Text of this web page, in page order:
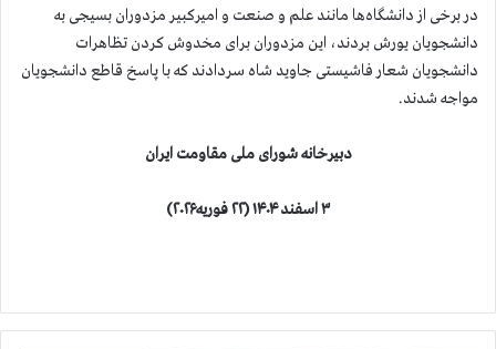
در برخی از دانشگاه‌ها مانند علم و صنعت و امیرکبیر مزدوران بسیجی به
دانشجویان یورش بردند، این مزدوران برای مخدوش کردن تظاهرات
دانشجویان شعار فاشیستی جاوید شاه سردادند که با پاسخ قاطع دانشجویان
مواجه شدند.
دبیرخانه شورای ملی مقاومت ایران
۳ اسفند ۱۴۰۴ (۲۲ فوریه۲۰۲۶)